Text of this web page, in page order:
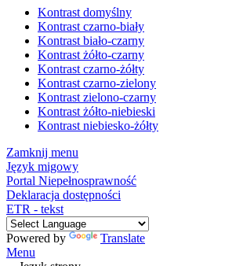
Kontrast domyślny
Kontrast czarno-biały
Kontrast biało-czarny
Kontrast żółto-czarny
Kontrast czarno-żółty
Kontrast czarno-zielony
Kontrast zielono-czarny
Kontrast żółto-niebieski
Kontrast niebiesko-żółty
Zamknij menu
Język migowy
Portal Niepełnosprawność
Deklaracja dostępności
ETR - tekst
Powered by
Translate
Menu